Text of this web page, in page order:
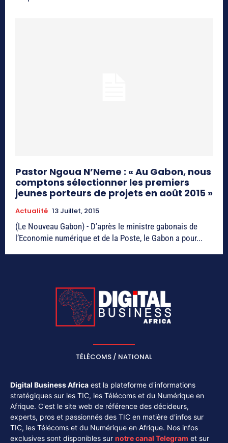
Pastor Ngoua N’Neme : « Au Gabon, nous
comptons sélectionner les premiers
jeunes porteurs de projets en août 2015 »
Actualité 13 Juillet, 2015
(Le Nouveau Gabon) - D’après le ministre gabonais de
l’Economie numérique et de la Poste, le Gabon a pour...
TÉLÉCOMS / NATIONAL
Digital Business Africa est la plateforme d'informations
stratégiques sur les TIC, les Télécoms et du Numérique en
Afrique. C'est le site web de référence des décideurs,
experts, pros et passionnés des TIC en matière d'infos sur
TIC, les Télécoms et du Numérique en Afrique. Nos infos
exclusives sont disponibles sur notre canal Telegram et sur